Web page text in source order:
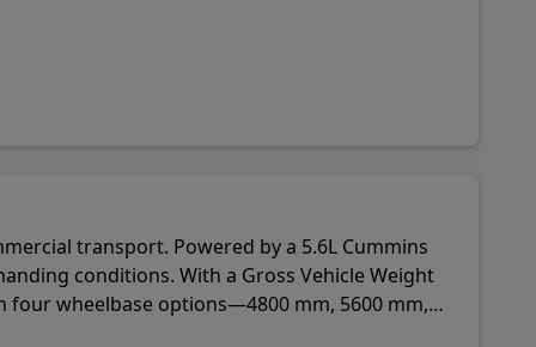
transport. Powered by a 5.6L Cummins
conditions. With a Gross Vehicle Weight
four wheelbase options—4800 mm, 5600 mm,
operations with fewer refueling stops. It